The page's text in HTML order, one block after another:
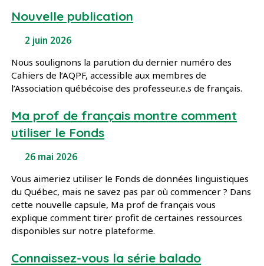
Nouvelle publication
2 juin 2026
Nous soulignons la parution du dernier numéro des
Cahiers de l’AQPF, accessible aux membres de
l’Association québécoise des professeur.e.s de français.
Ma prof de français montre comment
utiliser le Fonds
26 mai 2026
Vous aimeriez utiliser le Fonds de données linguistiques
du Québec, mais ne savez pas par où commencer ? Dans
cette nouvelle capsule, Ma prof de français vous
explique comment tirer profit de certaines ressources
disponibles sur notre plateforme.
Connaissez-vous la série balado